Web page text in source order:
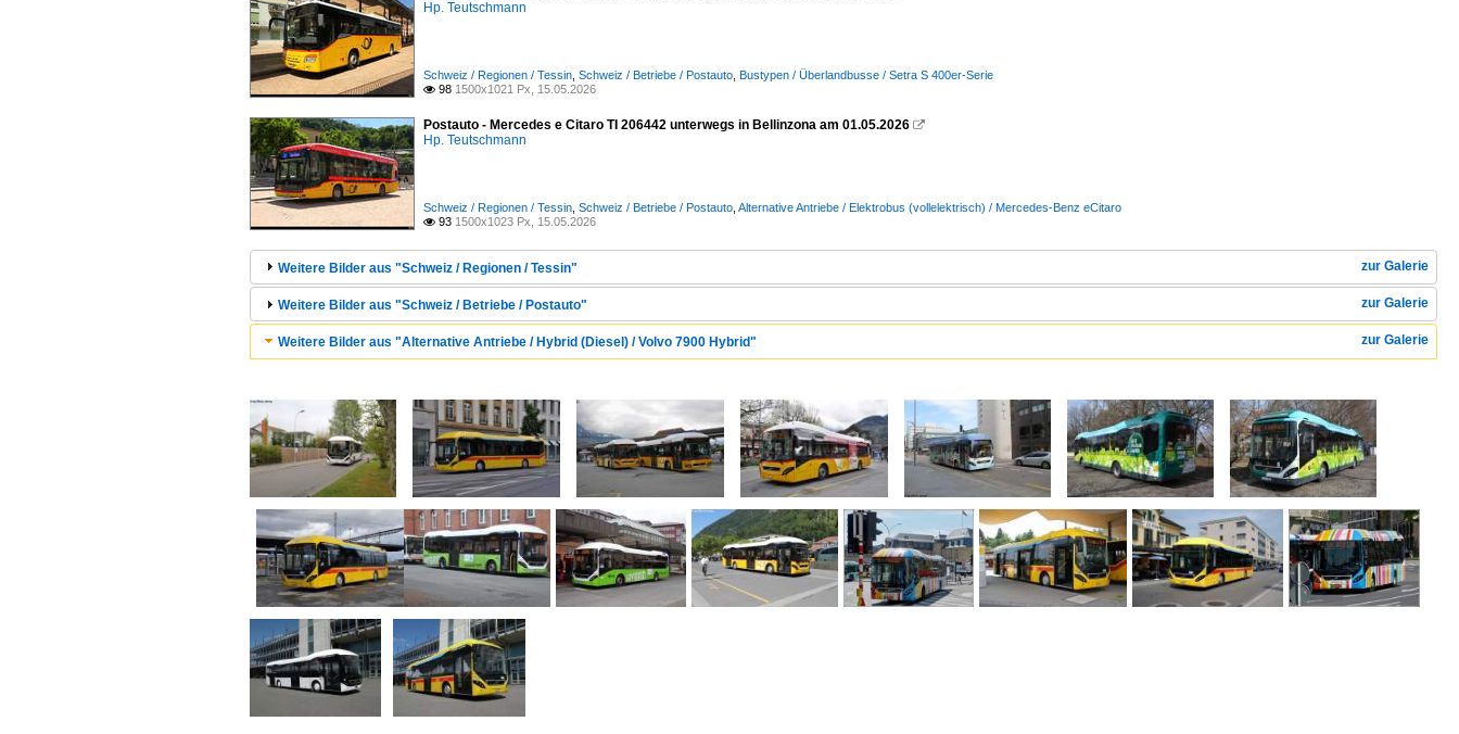
Hp. Teutschmann
Schweiz / Regionen / Tessin Schweiz / Betriebe / Postauto Bustypen / Überlandbusse / Setra S 400er-Serie
 98 1500x1021 Px, 15.05.2026
Postauto - Mercedes e Citaro TI 206442 unterwegs in Bellinzona am 01.05.2026 
Hp. Teutschmann
Schweiz / Regionen / Tessin Schweiz / Betriebe / Postauto Alternative Antriebe / Elektrobus (vollelektrisch) / Mercedes-Benz eCitaro
 93 1500x1023 Px, 15.05.2026
zur Galerie
Weitere Bilder aus "Schweiz / Regionen / Tessin"
zur Galerie
Weitere Bilder aus "Schweiz / Betriebe / Postauto"
zur Galerie
Weitere Bilder aus "Alternative Antriebe / Hybrid (Diesel) / Volvo 7900 Hybrid"